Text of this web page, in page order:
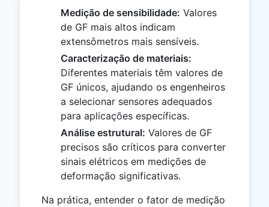
Medição de sensibilidade: Valores
de GF mais altos indicam
extensômetros mais sensíveis.
Caracterização de materiais:
Diferentes materiais têm valores de
GF únicos, ajudando os engenheiros
a selecionar sensores adequados
para aplicações específicas.
Análise estrutural: Valores de GF
precisos são críticos para converter
sinais elétricos em medições de
deformação significativas.
Na prática, entender o fator de medição